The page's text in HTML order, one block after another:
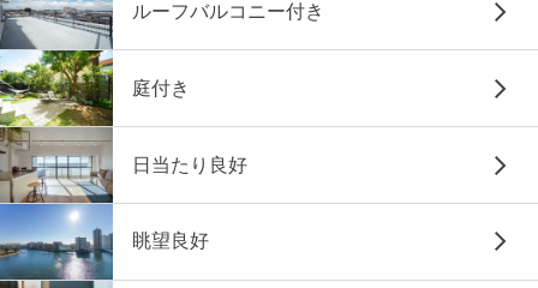
ルーフバルコニー付き
庭付き
日当たり良好
眺望良好